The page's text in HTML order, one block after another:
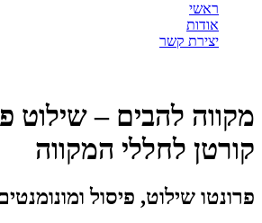
ראשי
אודות
יצירת קשר
מקווה להבים – שילוט
קורטן לחללי המקווה
פרונטו שילוט, פיסול